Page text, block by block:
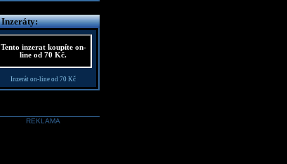
Inzeráty:
Tento inzerat koupíte on-
line od 70 Kč.
Inzerát on-line od 70 Kč
REKLAMA